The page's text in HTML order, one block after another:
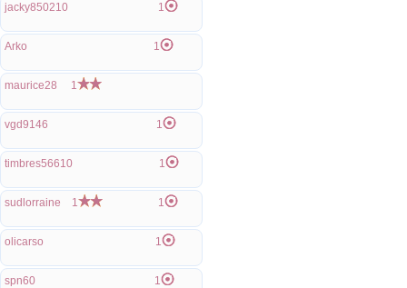
jacky850210 1
Arko 1
maurice28 1
vgd9146 1
timbres56610 1
sudlorraine 1 1
olicarso 1
spn60 1